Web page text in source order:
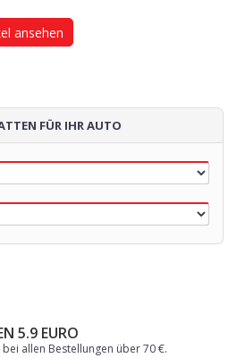
ansehen
FÜR IHR AUTO
5.9 EURO
allen Bestellungen über 70 €.